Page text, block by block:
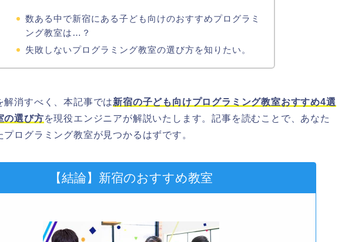
数ある中で新宿にある子ども向けのおすすめプログラミ
ング教室は…？
失敗しないプログラミング教室の選び方を知りたい。
解消すべく、本記事では新宿の子ども向けプログラミング教室おすすめ4選
の選び方を現役エンジニアが解説いたします。記事を読むことで、あなた
ログラミング教室が見つかるはずです。
【結論】新宿のおすすめ教室